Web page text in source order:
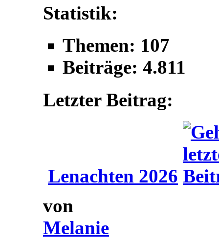
Statistik:
Themen: 107
Beiträge: 4.811
Letzter Beitrag:
Lenachten 2026
von
Melanie